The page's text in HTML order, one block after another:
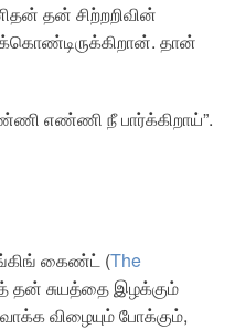
தன் சிற்றறிவின்
தான்
எண்ணி நீ பார்க்கிறாய்”.
கைண்ட் (The
தன் சுயத்தை இழக்கும்
விழையும் போக்கும்,